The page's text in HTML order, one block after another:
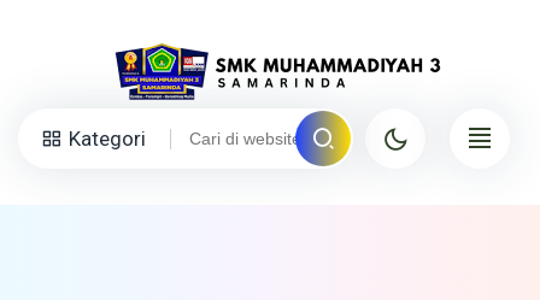
Kategori